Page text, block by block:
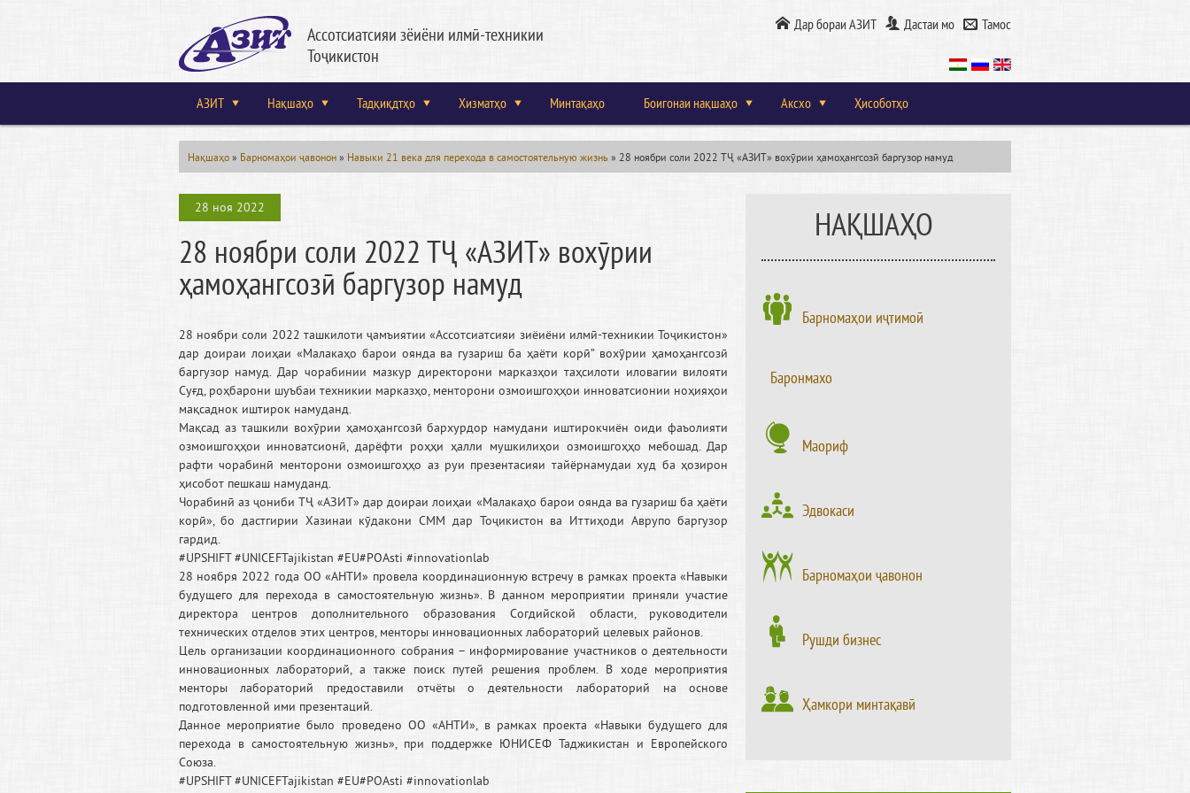
Ассотсиатсияи зёиёни илмӣ-техникии
Тоҷикистон
Дар бораи АЗИТ Дастаи мо Тамос
АЗИТ Нақшаҳо Тадқиқдтҳо Хизматҳо Минтақаҳо Боигонаи нақшаҳо Аксхо Ҳисоботҳо
Нақшаҳо» Барномаҳои ҷавонон» Навыки 21 века для перехода в самостоятельную жизнь» 28 ноябри соли 2022 ТҶ «АЗИТ» вохӯрии ҳамоҳангсозӣ баргузор намуд
28 ноя 2022
28 ноябри соли 2022 ТҶ «АЗИТ» вохӯрии
ҳамоҳангсозӣ баргузор намуд
28 ноябри соли 2022 ташкилоти ҷамъиятии «Ассотсиатсияи зиёиёни илмӣ-техникии Тоҷикистон»
дар доираи лоиҳаи «Малакаҳо барои оянда ва гузариш ба ҳаёти корӣ” вохӯрии ҳамоҳангсозӣ
баргузор намуд. Дар чорабинии мазкур директорони марказҳои таҳсилоти иловагии вилояти
Суғд, роҳбарони шуъбаи техникии марказҳо, менторони озмоишгоҳҳои инноватсионии ноҳияҳои
мақсаднок иштирок намуданд.
Мақсад аз ташкили вохӯрии ҳамоҳангсозӣ бархурдор намудани иштирокчиён оиди фаъолияти
озмоишгоҳҳои инноватсионӣ, дарёфти роҳҳи ҳалли мушкилиҳои озмоишгоҳҳо мебошад. Дар
рафти чорабинӣ менторони озмоишгоҳҳо аз руи презентасияи тайёрнамудаи худ ба ҳозирон
ҳисобот пешкаш намуданд.
Чорабинӣ аз ҷониби ТҶ «АЗИТ» дар доираи лоиҳаи «Малакаҳо барои оянда ва гузариш ба ҳаёти
корӣ», бо дастгирии Хазинаи кӯдакони СММ дар Тоҷикистон ва Иттиҳоди Аврупо баргузор
гардид.
#UPSHIFT #UNICEFTajikistan #EU#POAsti #innovationlab
28 ноября 2022 года ОО «АНТИ» провела координационную встречу в рамках проекта «Навыки
будущего для перехода в самостоятельную жизнь». В данном мероприятии приняли участие
директора центров дополнительного образования Согдийской области, руководители
технических отделов этих центров, менторы инновационных лабораторий целевых районов.
Цель организации координационного собрания – информирование участников о деятельности
инновационных лабораторий, а также поиск путей решения проблем. В ходе мероприятия
менторы лабораторий предоставили отчёты о деятельности лабораторий на основе
подготовленной ими презентаций.
Данное мероприятие было проведено ОО «АНТИ», в рамках проекта «Навыки будущего для
перехода в самостоятельную жизнь», при поддержке ЮНИСЕФ Таджикистан и Европейского
Союза.
#UPSHIFT #UNICEFTajikistan #EU#POAsti #innovationlab
НАҚШАҲО
Барномаҳои иҷтимоӣ
Баронмахо
Маориф
Эдвокаси
Барномаҳои ҷавонон
Рушди бизнес
Ҳамкори минтақавӣ